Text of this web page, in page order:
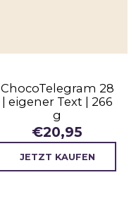
ChocoTelegram 28
| eigener Text | 266
g
€20,95
JETZT KAUFEN